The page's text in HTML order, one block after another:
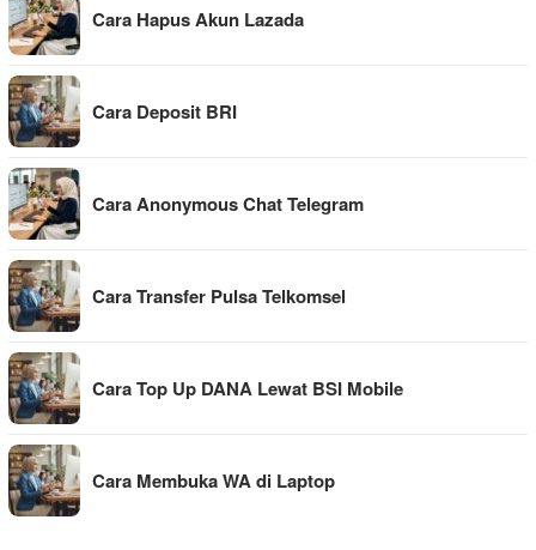
Cara Hapus Akun Lazada
Cara Deposit BRI
Cara Anonymous Chat Telegram
Cara Transfer Pulsa Telkomsel
Cara Top Up DANA Lewat BSI Mobile
Cara Membuka WA di Laptop